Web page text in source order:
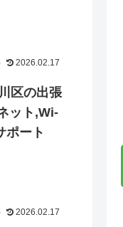
2026.02.17
区の出張
ット,Wi-
ポート
2026.02.17